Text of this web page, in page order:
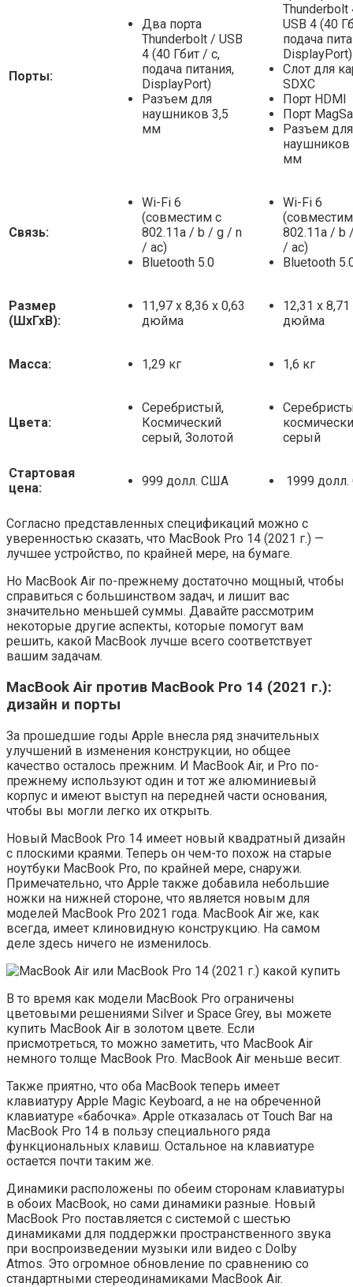
Порты:
Два порта
Thunderbolt / USB
4 (40 Гбит / с,
подача питания,
DisplayPort)
Разъем для
наушников 3,5
мм
Thunderbolt
USB 4 (40
подача
DisplayPort)
Слот для
SDXC
Порт HDMI
Порт
Разъем для
наушников
мм
Связь:
Wi-Fi 6
(совместим с
802.11a / b / g / n
/ ac)
Bluetooth 5.0
Wi-Fi 6
802.11a / b
/ ac)
Bluetooth
Размер
(ШхГхВ):
11,97 х 8,36 х 0,63
дюйма
12,31 х 8,71
дюйма
Масса: 1,29 кг 1,6 кг
Цвета:
Серебристый,
Космический
серый, Золотой
серый
Стартовая
цена:
999 долл. США 1999
Согласно представленных спецификаций можно с
уверенностью сказать, что MacBook Pro 14 (2021 г.) —
лучшее устройство, по крайней мере, на бумаге.
Но MacBook Air по-прежнему достаточно мощный, чтобы
справиться с большинством задач, и лишит вас
значительно меньшей суммы. Давайте рассмотрим
некоторые другие аспекты, которые помогут вам
решить, какой MacBook лучше всего соответствует
вашим задачам.
MacBook Air против MacBook Pro 14 (2021 г.):
дизайн и порты
За прошедшие годы Apple внесла ряд значительных
улучшений в изменения конструкции, но общее
качество осталось прежним. И MacBook Air, и Pro по-
прежнему используют один и тот же алюминиевый
корпус и имеют выступ на передней части основания,
чтобы вы могли легко их открыть.
Новый MacBook Pro 14 имеет новый квадратный дизайн
с плоскими краями. Теперь он чем-то похож на старые
ноутбуки MacBook Pro, по крайней мере, снаружи.
Примечательно, что Apple также добавила небольшие
ножки на нижней стороне, что является новым для
моделей MacBook Pro 2021 года. MacBook Air же, как
всегда, имеет клиновидную конструкцию. На самом
деле здесь ничего не изменилось.
В то время как модели MacBook Pro ограничены
цветовыми решениями Silver и Space Grey, вы можете
купить MacBook Air в золотом цвете. Если
присмотреться, то можно заметить, что MacBook Air
немного толще MacBook Pro. MacBook Air меньше весит.
Также приятно, что оба MacBook теперь имеет
клавиатуру Apple Magic Keyboard, а не на обреченной
клавиатуре «бабочка». Apple отказалась от Touch Bar на
MacBook Pro 14 в пользу специального ряда
функциональных клавиш. Остальное на клавиатуре
остается почти таким же.
Динамики расположены по обеим сторонам клавиатуры
в обоих MacBook, но сами динамики разные. Новый
MacBook Pro поставляется с системой с шестью
динамиками для поддержки пространственного звука
при воспроизведении музыки или видео с Dolby
Atmos. Это огромное обновление по сравнению со
стандартными стереодинамиками MacBook Air.